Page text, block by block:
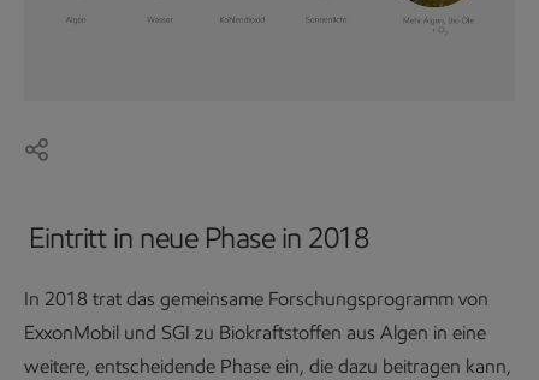
Eintritt in neue Phase in 2018
In 2018 trat das gemeinsame Forschungsprogramm von
ExxonMobil und SGI zu Biokraftstoffen aus Algen in eine
weitere, entscheidende Phase ein, die dazu beitragen kann,